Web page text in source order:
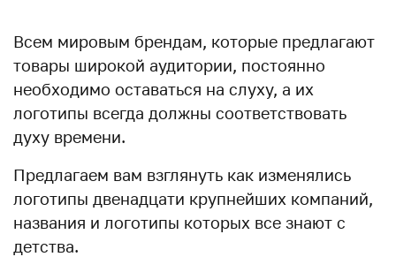
Всем мировым брендам, которые предлагают
товары широкой аудитории, постоянно
необходимо оставаться на слуху, а их
логотипы всегда должны соответствовать
духу времени.
Предлагаем вам взглянуть как изменялись
логотипы двенадцати крупнейших компаний,
названия и логотипы которых все знают с
детства.